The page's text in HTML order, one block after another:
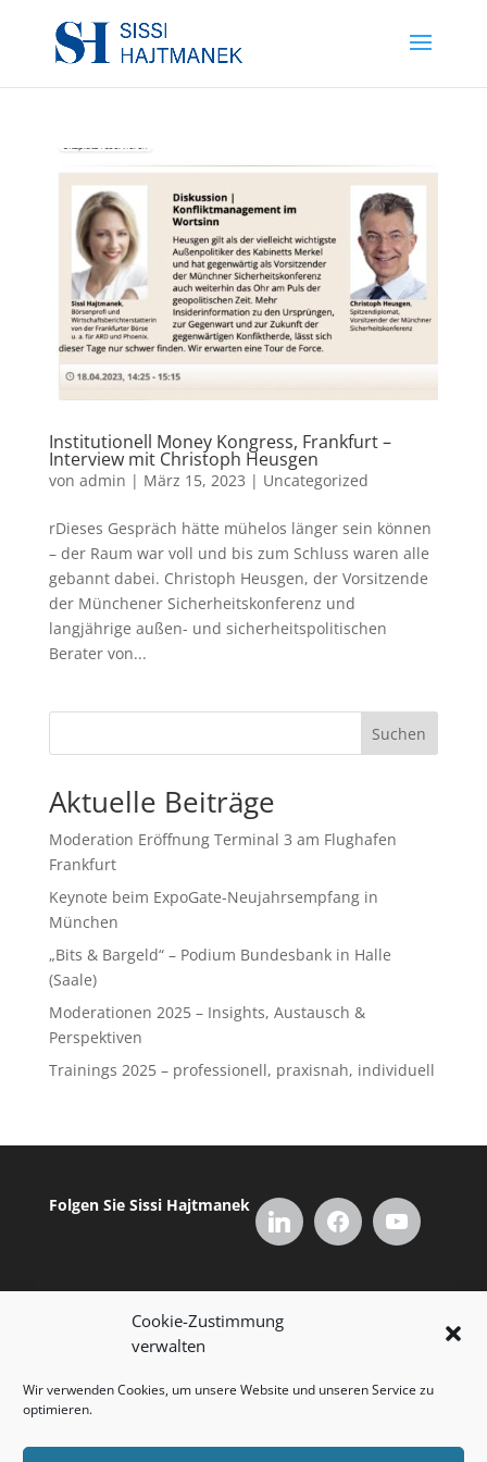
Cookie-Zustimmung
verwalten
Wir verwenden Cookies, um unsere Website und unseren Service zu
optimieren.
Institutionell Money Kongress, Frankfurt –
Interview mit Christoph Heusgen
von admin | März 15, 2023 | Uncategorized
rDieses Gespräch hätte mühelos länger sein können
– der Raum war voll und bis zum Schluss waren alle
gebannt dabei. Christoph Heusgen, der Vorsitzende
der Münchener Sicherheitskonferenz und
langjährige außen- und sicherheitspolitischen
Berater von...
Suchen
Aktuelle Beiträge
Moderation Eröffnung Terminal 3 am Flughafen
Frankfurt
Keynote beim ExpoGate-Neujahrsempfang in
München
„Bits & Bargeld“ – Podium Bundesbank in Halle
(Saale)
Moderationen 2025 – Insights, Austausch &
Perspektiven
Trainings 2025 – professionell, praxisnah, individuell
Folgen Sie Sissi Hajtmanek